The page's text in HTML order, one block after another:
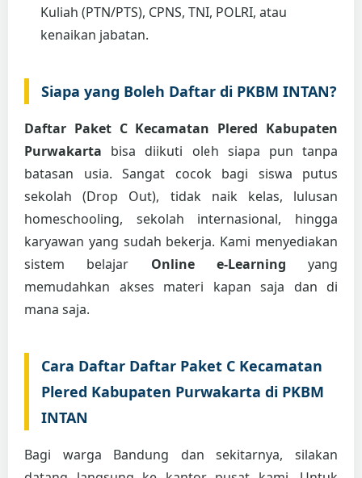
Kuliah (PTN/PTS), CPNS, TNI, POLRI, atau
kenaikan jabatan.
Siapa yang Boleh Daftar di PKBM INTAN?
Daftar Paket C Kecamatan Plered Kabupaten
Purwakarta bisa diikuti oleh siapa pun tanpa
batasan usia. Sangat cocok bagi siswa putus
sekolah (Drop Out), tidak naik kelas, lulusan
homeschooling, sekolah internasional, hingga
karyawan yang sudah bekerja. Kami menyediakan
sistem belajar Online e-Learning yang
memudahkan akses materi kapan saja dan di
mana saja.
Cara Daftar Daftar Paket C Kecamatan
Plered Kabupaten Purwakarta di PKBM
INTAN
Bagi warga Bandung dan sekitarnya, silakan